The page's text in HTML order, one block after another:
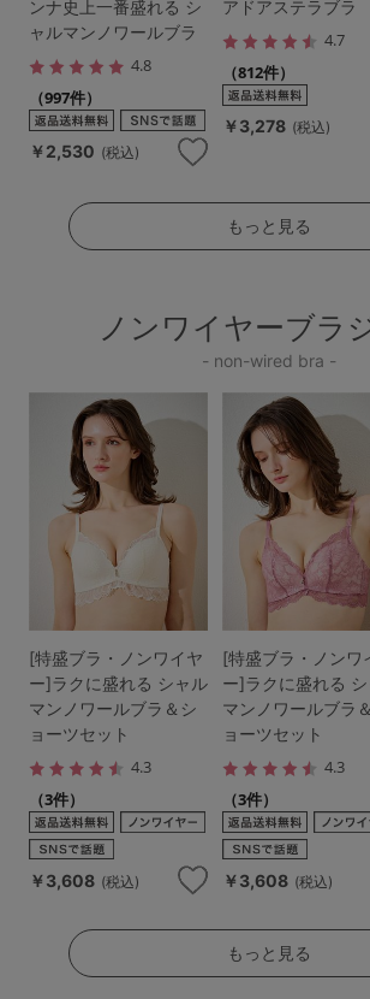
ンナ史上一番盛れる シ
ャルマンノワールブラ
4.8
（997件）
￥2,530 (税込)
アドアステラブラ
4.7
（812件）
￥3,278 (税込)
もっと見る
ノンワイヤーブラ
- non-wired bra -
[特盛ブラ・ノンワイヤ
ー]ラクに盛れる シャル
マンノワールブラ＆シ
ョーツセット
4.3
（3件）
￥3,608 (税込)
[特盛ブラ・ノンワ
ー]ラクに盛れる
マンノワールブラ
ョーツセット
4.3
（3件）
￥3,608 (税込)
もっと見る